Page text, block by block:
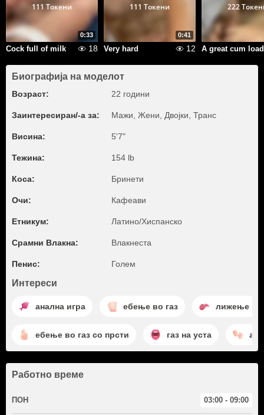
0:33
111 Токени
Cock full of milk 18
0:41
111 Токени
Very hard 12
222
A great cum load
Биографија на моделот
Возраст: 22 години
Заинтересиран/-а за: Мажи, Жени, Двојки, Транс
Висина: 5'7"
Тежина: 154 lb
Коса: Бринети
Очи: Кафеави
Етникум: Латино/Хиспанско
Срамни Влакна: Влакнеста
Пенис: Голем
Интереси
анална игра ебење во газ лижење газ
ебење во газ со прсти газ на уста
Работно време
ПОН 03:00 - 09:00